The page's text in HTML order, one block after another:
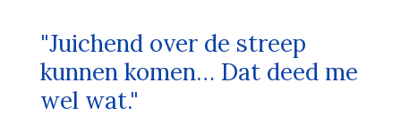
"Juichend over de streep
kunnen komen… Dat deed me
wel wat."